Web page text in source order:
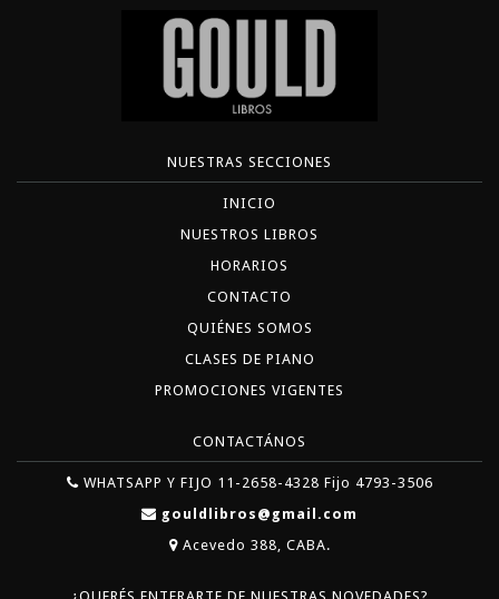
NUESTRAS SECCIONES
INICIO
NUESTROS LIBROS
HORARIOS
CONTACTO
QUIÉNES SOMOS
CLASES DE PIANO
PROMOCIONES VIGENTES
CONTACTÁNOS
WHATSAPP Y FIJO 11-2658-4328 Fijo 4793-3506
gouldlibros@gmail.com
Acevedo 388, CABA.